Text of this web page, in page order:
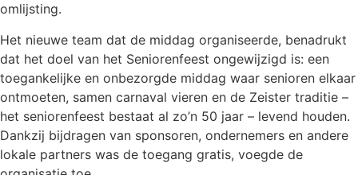
omlijsting.
Het nieuwe team dat de middag organiseerde, benadrukt
dat het doel van het Seniorenfeest ongewijzigd is: een
toegankelijke en onbezorgde middag waar senioren elkaar
ontmoeten, samen carnaval vieren en de Zeister traditie –
het seniorenfeest bestaat al zo’n 50 jaar – levend houden.
Dankzij bijdragen van sponsoren, ondernemers en andere
lokale partners was de toegang gratis, voegde de